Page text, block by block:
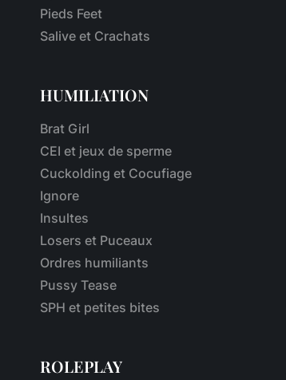
Pieds Feet
Salive et Crachats
HUMILIATION
Brat Girl
CEI et jeux de sperme
Cuckolding et Cocufiage
Ignore
Insultes
Losers et Puceaux
Ordres humiliants
Pussy Tease
SPH et petites bites
ROLEPLAY